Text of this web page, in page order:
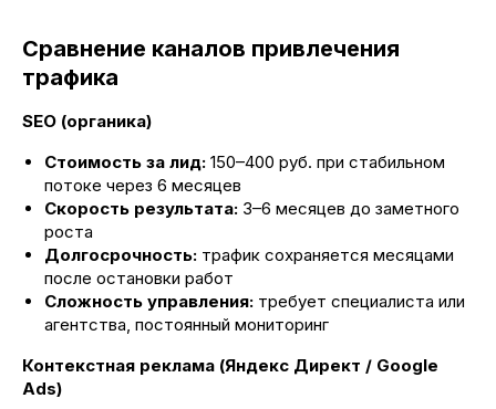
Сравнение каналов привлечения
трафика
SEO (органика)
Стоимость за лид: 150–400 руб. при стабильном
потоке через 6 месяцев
Скорость результата: 3–6 месяцев до заметного
роста
Долгосрочность: трафик сохраняется месяцами
после остановки работ
Сложность управления: требует специалиста или
агентства, постоянный мониторинг
Контекстная реклама (Яндекс Директ / Google
Ads)